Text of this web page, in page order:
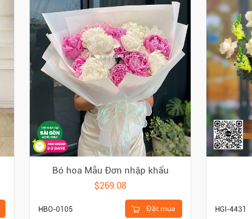
Bó hoa Mẫu Đơn nhập khẩu
$269.08
Đặt mua
HBO-0105 HGI-4431